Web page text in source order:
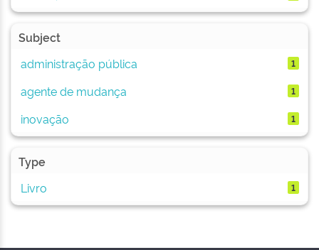
Subject
administração pública
1
agente de mudança 1
inovação 1
Type
Livro
1